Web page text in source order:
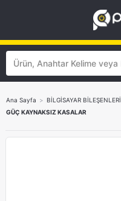
Ana Sayfa > BİLGİSAYAR BİLEŞENLERİ
GÜÇ KAYNAKSIZ KASALAR